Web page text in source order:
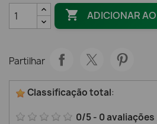
 ADICIONAR
Partilhar
Classificação total:
0/5- 0avaliações